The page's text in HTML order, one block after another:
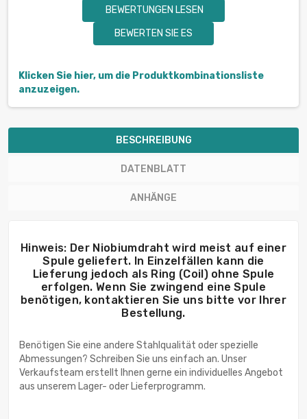
BEWERTUNGEN LESEN
BEWERTEN SIE ES
Klicken Sie hier, um die Produktkombinationsliste
anzuzeigen.
BESCHREIBUNG
DATENBLATT
ANHÄNGE
Hinweis: Der Niobiumdraht wird meist auf einer
Spule geliefert. In Einzelfällen kann die
Lieferung jedoch als Ring (Coil) ohne Spule
erfolgen. Wenn Sie zwingend eine Spule
benötigen, kontaktieren Sie uns bitte vor Ihrer
Bestellung.
Benötigen Sie eine andere Stahlqualität oder spezielle
Abmessungen? Schreiben Sie uns einfach an. Unser
Verkaufsteam erstellt Ihnen gerne ein individuelles Angebot
aus unserem Lager- oder Lieferprogramm.